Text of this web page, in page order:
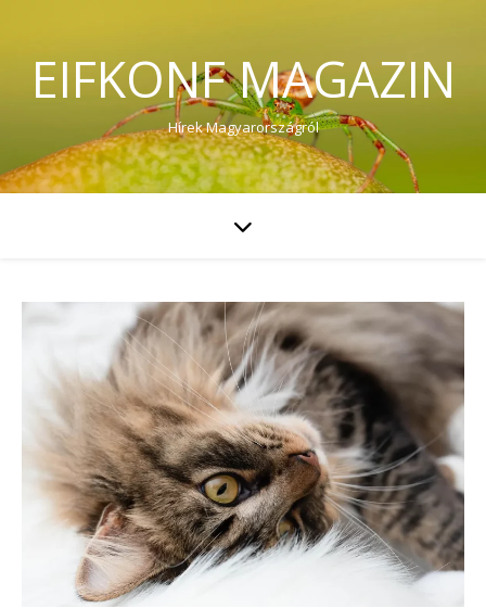
EIFKONF MAGAZIN
Hírek Magyarországról